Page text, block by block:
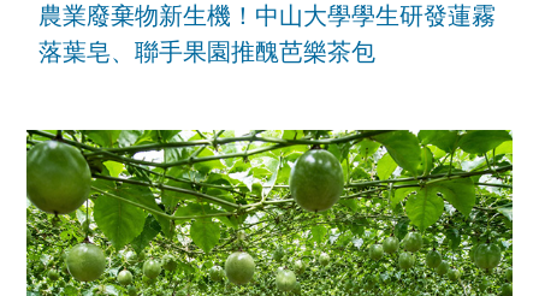
農業廢棄物新生機！中山大學學生研發蓮霧
落葉皂、聯手果園推醜芭樂茶包